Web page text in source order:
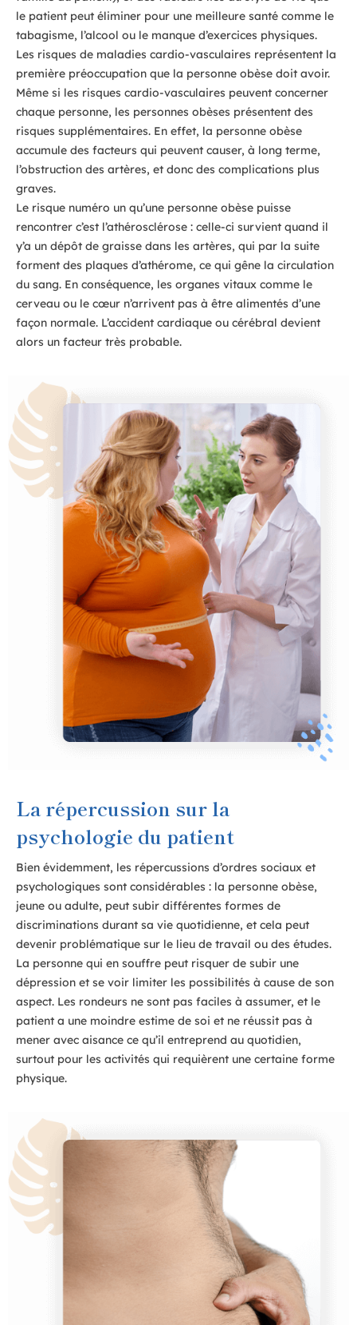
le patient peut éliminer pour une meilleure santé comme le
tabagisme, l’alcool ou le manque d’exercices physiques.
Les risques de maladies cardio-vasculaires représentent la
première préoccupation que la personne obèse doit avoir.
Même si les risques cardio-vasculaires peuvent concerner
chaque personne, les personnes obèses présentent des
risques supplémentaires. En effet, la personne obèse
accumule des facteurs qui peuvent causer, à long terme,
l’obstruction des artères, et donc des complications plus
graves.
Le risque numéro un qu’une personne obèse puisse
rencontrer c’est l’athérosclérose : celle-ci survient quand il
y’a un dépôt de graisse dans les artères, qui par la suite
forment des plaques d’athérome, ce qui gêne la circulation
du sang. En conséquence, les organes vitaux comme le
cerveau ou le cœur n’arrivent pas à être alimentés d’une
façon normale. L’accident cardiaque ou cérébral devient
alors un facteur très probable.
La répercussion sur la
psychologie du patient
Bien évidemment, les répercussions d’ordres sociaux et
psychologiques sont considérables : la personne obèse,
jeune ou adulte, peut subir différentes formes de
discriminations durant sa vie quotidienne, et cela peut
devenir problématique sur le lieu de travail ou des études.
La personne qui en souffre peut risquer de subir une
dépression et se voir limiter les possibilités à cause de son
aspect. Les rondeurs ne sont pas faciles à assumer, et le
patient a une moindre estime de soi et ne réussit pas à
mener avec aisance ce qu’il entreprend au quotidien,
surtout pour les activités qui requièrent une certaine forme
physique.